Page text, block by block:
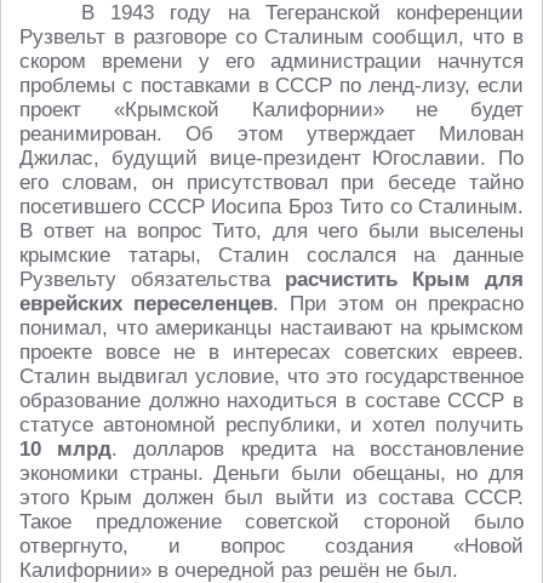
В 1943 году на Тегеранской конференции
Рузвельт в разговоре со Сталиным сообщил, что в
скором времени у его администрации начнутся
проблемы с поставками в СССР по ленд-лизу, если
проект «Крымской Калифорнии» не будет
реанимирован. Об этом утверждает Милован
Джилас, будущий вице-президент Югославии. По
его словам, он присутствовал при беседе тайно
посетившего СССР Иосипа Броз Тито со Сталиным.
В ответ на вопрос Тито, для чего были выселены
крымские татары, Сталин сослался на данные
Рузвельту обязательства расчистить Крым для
еврейских переселенцев. При этом он прекрасно
понимал, что американцы настаивают на крымском
проекте вовсе не в интересах советских евреев.
Сталин выдвигал условие, что это государственное
образование должно находиться в составе СССР в
статусе автономной республики, и хотел получить
10 млрд. долларов кредита на восстановление
экономики страны. Деньги были обещаны, но для
этого Крым должен был выйти из состава СССР.
Такое предложение советской стороной было
отвергнуто, и вопрос создания «Новой
Калифорнии» в очередной раз решён не был.